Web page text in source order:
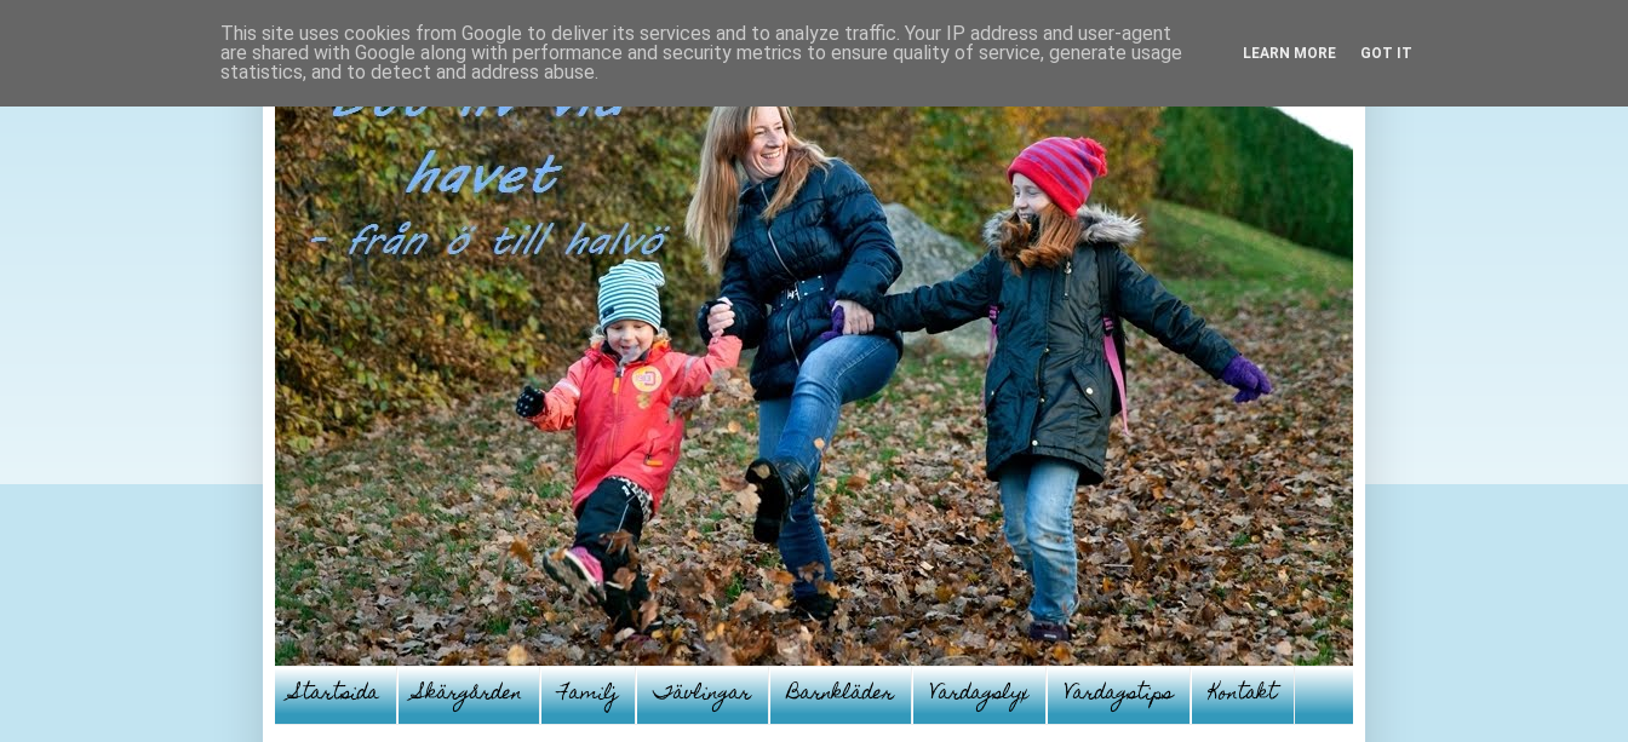
Startsida Skärgården Familj Tävlingar Barnkläder Vardagslyx Vardagstips Kontakt
This site uses cookies from Google to deliver its services and to analyze traffic. Your IP address and user-agent
are shared with Google along with performance and security metrics to ensure quality of service, generate usage
statistics, and to detect and address abuse.
LEARN MORE GOT IT